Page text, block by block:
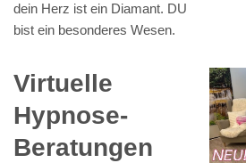
dein Herz ist ein Diamant. DU
bist ein besonderes Wesen.
Virtuelle
Hypnose-
Beratungen